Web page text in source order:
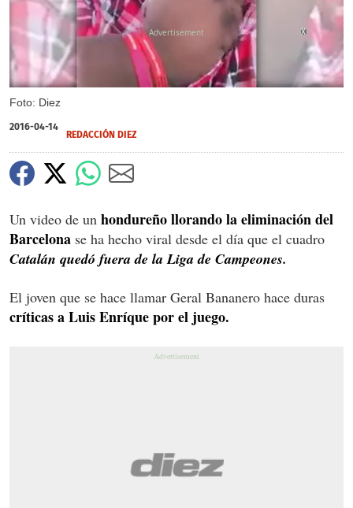
Foto: Diez
X
2016-04-14
REDACCIÓN DIEZ
Un video de un hondureño llorando la eliminación del
Barcelona se ha hecho viral desde el día que el cuadro
Catalán quedó fuera de la Liga de Campeones.
El joven que se hace llamar Geral Bananero hace duras
críticas a Luis Enríque por el juego.